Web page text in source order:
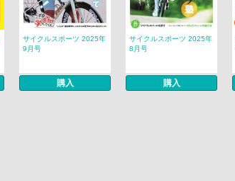
サイクルスポーツ 2025年
9月号
購入
サイクルスポーツ 2025年
8月号
購入